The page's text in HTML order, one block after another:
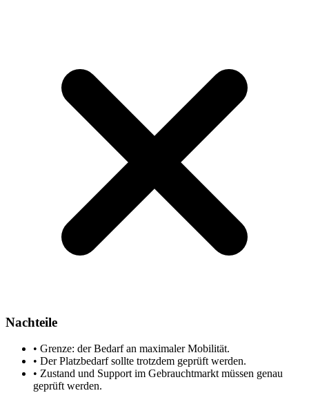
Nachteile
• Grenze: der Bedarf an maximaler Mobilität.
• Der Platzbedarf sollte trotzdem geprüft werden.
• Zustand und Support im Gebrauchtmarkt müssen genau
geprüft werden.